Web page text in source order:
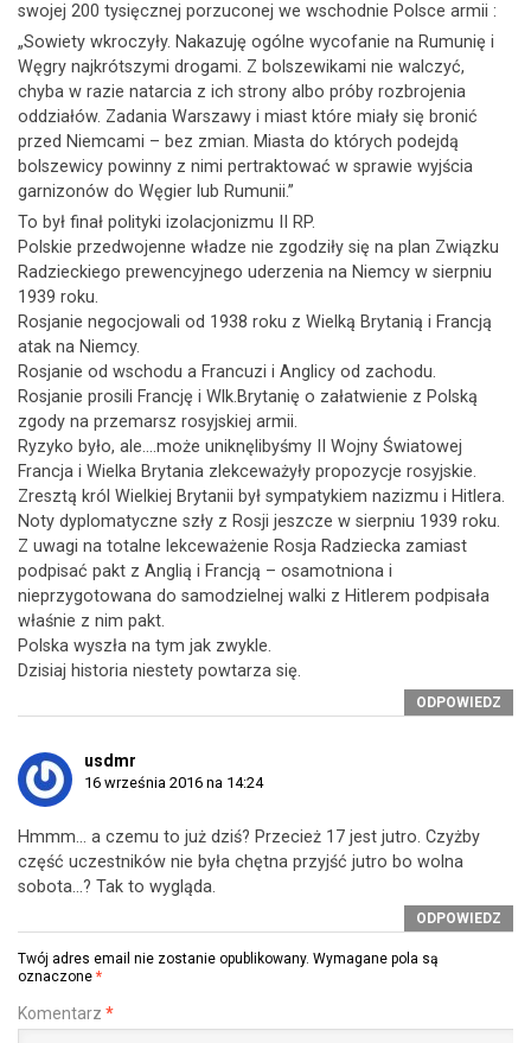
swojej 200 tysięcznej porzuconej we wschodnie Polsce armii :
„Sowiety wkroczyły. Nakazuję ogólne wycofanie na Rumunię i
Węgry najkrótszymi drogami. Z bolszewikami nie walczyć,
chyba w razie natarcia z ich strony albo próby rozbrojenia
oddziałów. Zadania Warszawy i miast które miały się bronić
przed Niemcami – bez zmian. Miasta do których podejdą
bolszewicy powinny z nimi pertraktować w sprawie wyjścia
garnizonów do Węgier lub Rumunii.”
To był finał polityki izolacjonizmu II RP.
Polskie przedwojenne władze nie zgodziły się na plan Związku
Radzieckiego prewencyjnego uderzenia na Niemcy w sierpniu
1939 roku.
Rosjanie negocjowali od 1938 roku z Wielką Brytanią i Francją
atak na Niemcy.
Rosjanie od wschodu a Francuzi i Anglicy od zachodu.
Rosjanie prosili Francję i Wlk.Brytanię o załatwienie z Polską
zgody na przemarsz rosyjskiej armii.
Ryzyko było, ale….może uniknęlibyśmy II Wojny Światowej
Francja i Wielka Brytania zlekceważyły propozycje rosyjskie.
Zresztą król Wielkiej Brytanii był sympatykiem nazizmu i Hitlera.
Noty dyplomatyczne szły z Rosji jeszcze w sierpniu 1939 roku.
Z uwagi na totalne lekceważenie Rosja Radziecka zamiast
podpisać pakt z Anglią i Francją – osamotniona i
nieprzygotowana do samodzielnej walki z Hitlerem podpisała
właśnie z nim pakt.
Polska wyszła na tym jak zwykle.
Dzisiaj historia niestety powtarza się.
ODPOWIEDZ
usdmr
16 września 2016 na 14:24
Hmmm… a czemu to już dziś? Przecież 17 jest jutro. Czyżby
część uczestników nie była chętna przyjść jutro bo wolna
sobota…? Tak to wygląda.
ODPOWIEDZ
Twój adres email nie zostanie opublikowany. Wymagane pola są
oznaczone *
Komentarz *